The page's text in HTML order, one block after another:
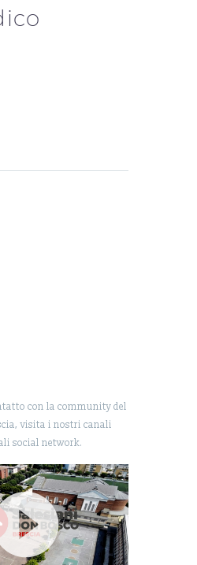
con la community del
visita i nostri canali
social network.